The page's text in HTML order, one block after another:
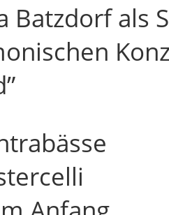
Batzdorf als